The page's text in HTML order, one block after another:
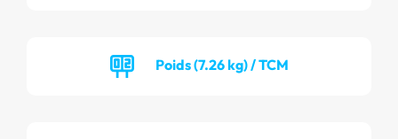
Poids (7.26 kg) / TCM